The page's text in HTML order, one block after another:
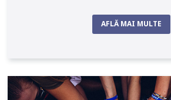
AFLĂ MAI MULTE